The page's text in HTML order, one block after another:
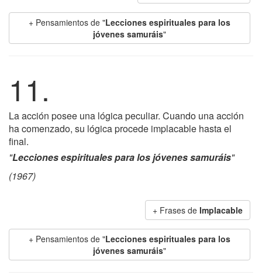
+ Pensamientos de "Lecciones espirituales para los
jóvenes samuráis"
11.
La acción posee una lógica peculiar. Cuando una acción
ha comenzado, su lógica procede implacable hasta el
final.
"Lecciones espirituales para los jóvenes samuráis"
(1967)
+ Frases de Implacable
+ Pensamientos de "Lecciones espirituales para los
jóvenes samuráis"